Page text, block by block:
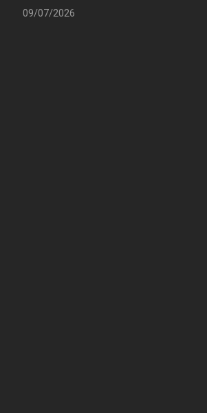
09/07/2026